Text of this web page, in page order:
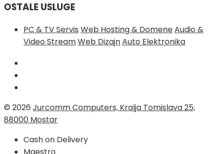
OSTALE USLUGE
PC & TV Servis Web Hosting & DomeneAudio &
Video StreamWeb DizajnAuto Elektronika
© 2026 Jurcomm Computers, Kralja Tomislava 25,
88000 Mostar
Cash on Delivery